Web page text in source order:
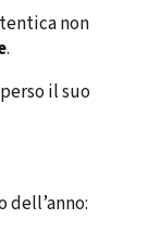
non
.
il suo
dell’anno: